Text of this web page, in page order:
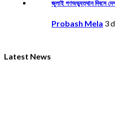
জুলাই গণঅভ্যুত্থান দিবসে
Probash Mela 3
Latest News